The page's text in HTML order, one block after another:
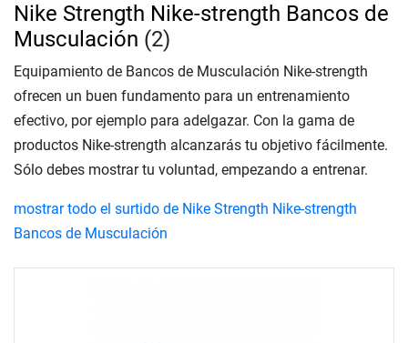
Nike Strength Nike-strength Bancos de
Musculación (2)
Equipamiento de Bancos de Musculación Nike-strength
ofrecen un buen fundamento para un entrenamiento
efectivo, por ejemplo para adelgazar. Con la gama de
productos Nike-strength alcanzarás tu objetivo fácilmente.
Sólo debes mostrar tu voluntad, empezando a entrenar.
mostrar todo el surtido de Nike Strength Nike-strength
Bancos de Musculación